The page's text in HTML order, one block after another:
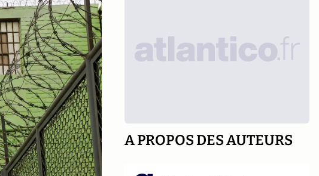
A PROPOS DES AUTEURS